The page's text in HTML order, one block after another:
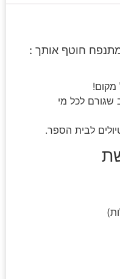
חוטף אותך :
שגורם לכל מי
לבית הספר.